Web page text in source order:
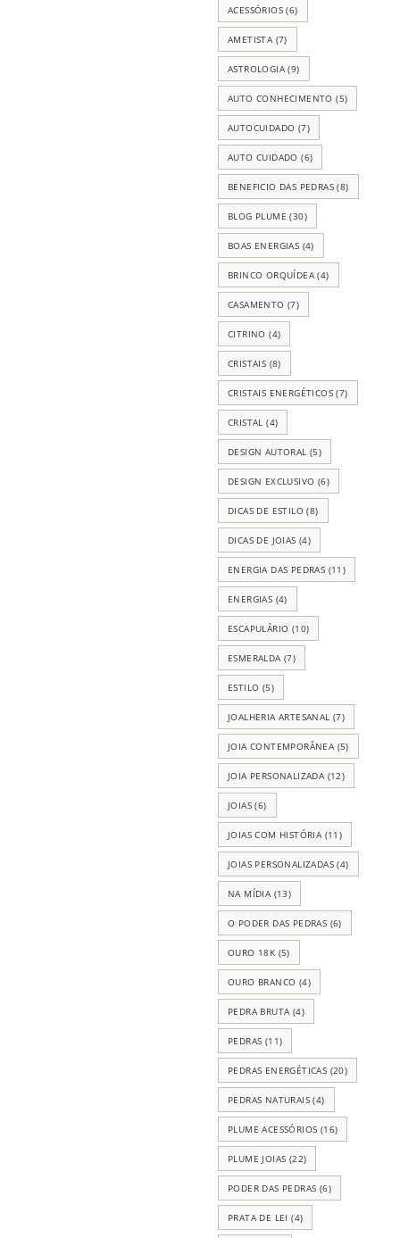
ACESSÓRIOS (6)
AMETISTA (7)
ASTROLOGIA (9)
AUTO CONHECIMENTO (5)
AUTOCUIDADO (7)
AUTO CUIDADO (6)
BENEFICIO DAS PEDRAS (8)
BLOG PLUME (30)
BOAS ENERGIAS (4)
BRINCO ORQUÍDEA (4)
CASAMENTO (7)
CITRINO (4)
CRISTAIS (8)
CRISTAIS ENERGÉTICOS (7)
CRISTAL (4)
DESIGN AUTORAL (5)
DESIGN EXCLUSIVO (6)
DICAS DE ESTILO (8)
DICAS DE JOIAS (4)
ENERGIA DAS PEDRAS (11)
ENERGIAS (4)
ESCAPULÁRIO (10)
ESMERALDA (7)
ESTILO (5)
JOALHERIA ARTESANAL (7)
JOIA CONTEMPORÂNEA (5)
JOIA PERSONALIZADA (12)
JOIAS (6)
JOIAS COM HISTÓRIA (11)
JOIAS PERSONALIZADAS (4)
NA MÍDIA (13)
O PODER DAS PEDRAS (6)
OURO 18K (5)
OURO BRANCO (4)
PEDRA BRUTA (4)
PEDRAS (11)
PEDRAS ENERGÉTICAS (20)
PEDRAS NATURAIS (4)
PLUME ACESSÓRIOS (16)
PLUME JOIAS (22)
PODER DAS PEDRAS (6)
PRATA DE LEI (4)